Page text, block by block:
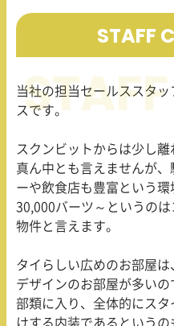
STAFF
当社の担当セールススタ
スです。
スクンビットからは少し
真ん中とも言えませんが
ーや飲食店も豊富という
30,000バーツ～というの
物件と言えます。
タイらしい広めのお部屋は
デザインのお部屋が多い
部類に入り、全体的にス
けする内装であるという